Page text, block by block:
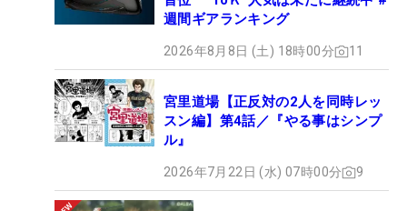
週間ギアランキング
2026年8月8日 (土) 18時00分 11
宮里道場【正反対の2人を同時レッ
スン編】第4話／『やる事はシンプ
ル』
2026年7月22日 (水) 07時00分 9